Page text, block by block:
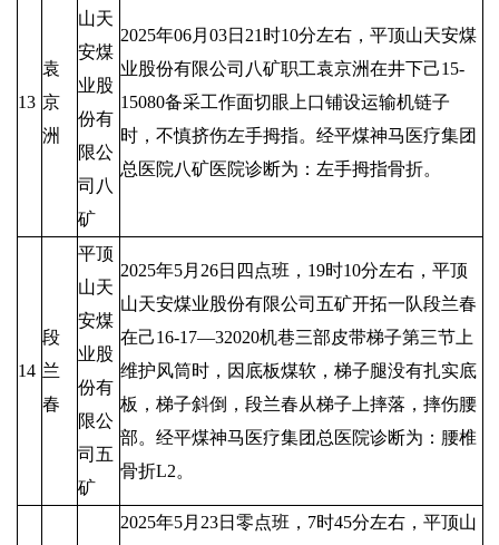
13
袁
京
洲
山天
安煤
业股
份有
限公
司八
矿
2025年06月03日21时10分左右，平顶山天安煤
业股份有限公司八矿职工袁京洲在井下己15-
15080备采工作面切眼上口铺设运输机链子
时，不慎挤伤左手拇指。经平煤神马医疗集团
总医院八矿医院诊断为：左手拇指骨折。
14
段
兰
春
平顶
山天
安煤
业股
份有
限公
司五
矿
2025年5月26日四点班，19时10分左右，平顶
山天安煤业股份有限公司五矿开拓一队段兰春
在己16-17—32020机巷三部皮带梯子第三节上
维护风筒时，因底板煤软，梯子腿没有扎实底
板，梯子斜倒，段兰春从梯子上摔落，摔伤腰
部。经平煤神马医疗集团总医院诊断为：腰椎
骨折L2。
2025年5月23日零点班，7时45分左右，平顶山